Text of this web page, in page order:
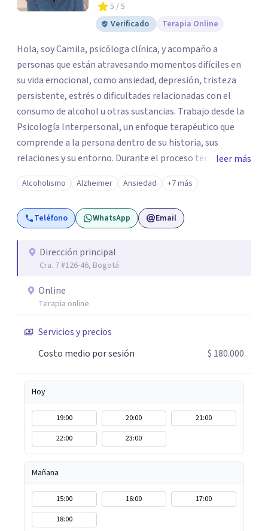
5 / 5
Verificado
Terapia Online
Hola, soy Camila, psicóloga clínica, y acompaño a
personas que están atravesando momentos difíciles en
su vida emocional, como ansiedad, depresión, tristeza
persistente, estrés o dificultades relacionadas con el
consumo de alcohol u otras sustancias. Trabajo desde la
Psicología Interpersonal, un enfoque terapéutico que
comprende a la persona dentro de su historia, sus
relaciones y su entorno. Durante el proceso terapéutico
exploramos cómo tus experiencias pasadas, tus vínculos
y tu contexto actual influyen en tu bienestar emocional,
con el objetivo de generar cambios significativos y
duraderos en tu vida. Mi propósito como psicóloga es
puedas sentirte escuchado(a). En terapia trabajaremos
juntos para identificar tus recursos personales, fortalecer
maneras de afrontar aquello que hoy te genera malestar.
Atiendo presencial en Bogotá y también terapia online,
adaptándome a tus necesidades. Si sientes que es
comprender mejor lo que estás viviendo, estaré
encantada de acompañarte en este camino hacia tu
bienestar emocional.
leer más
Alcoholismo Alzheimer Ansiedad +7 más
Teléfono WhatsApp Email
Dirección principal
Cra. 7 #126-46, Bogotá
Online
Terapia online
Servicios y precios
Costo medio por sesión
$ 180.000
Hoy
19:00 20:00
21:00
22:00
23:00
Mañana
15:00 16:00
17:00
18:00